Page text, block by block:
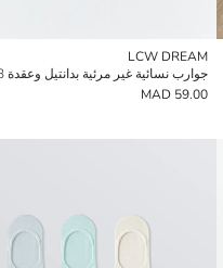
LCW DREAM
جوارب نسائية غير مرئية بدانتيل وعقدة 3-باك
59.00 MAD